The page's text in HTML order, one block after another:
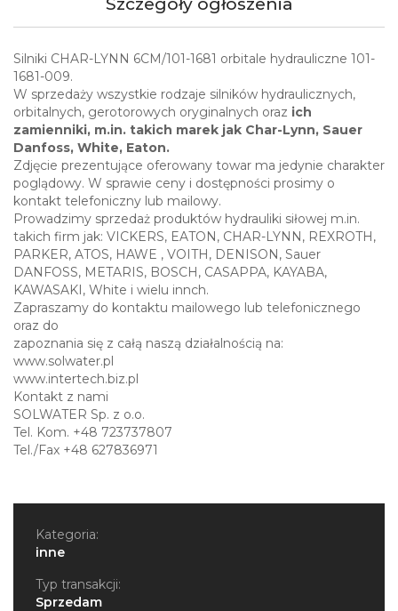
Silniki CHAR-LYNN 6CM/101-1681 orbitale hydrauliczne 101-
1681-009.
W sprzedaży wszystkie rodzaje silników hydraulicznych,
orbitalnych, gerotorowych oryginalnych oraz ich
zamienniki, m.in. takich marek jak Char-Lynn, Sauer
Danfoss, White, Eaton.
Zdjęcie prezentujące oferowany towar ma jedynie charakter
poglądowy. W sprawie ceny i dostępności prosimy o
kontakt telefoniczny lub mailowy.
Prowadzimy sprzedaż produktów hydrauliki siłowej m.in.
takich firm jak: VICKERS, EATON, CHAR-LYNN, REXROTH,
PARKER, ATOS, HAWE , VOITH, DENISON, Sauer
DANFOSS, METARIS, BOSCH, CASAPPA, KAYABA,
KAWASAKI, White i wielu innch.
Zapraszamy do kontaktu mailowego lub telefonicznego
oraz do
zapoznania się z całą naszą działalnością na:
www.solwater.pl
www.intertech.biz.pl
Kontakt z nami
SOLWATER Sp. z o.o.
Tel. Kom. +48 723737807
Tel./Fax +48 627836971
Kategoria:
inne
Typ transakcji:
Sprzedam